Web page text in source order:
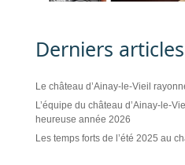
Derniers articles
Le château d’Ainay-le-Vieil
L’équipe du château d’Ainay-le-
heureuse année 2026
Les temps forts de l’été 2025 au